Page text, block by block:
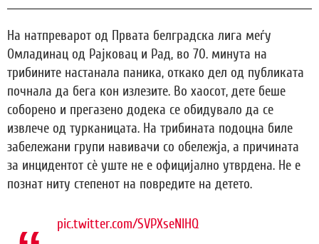
На натпреварот од Првата белградска лига меѓу
Омладинац од Рајковац и Рад, во 70. минута на
трибините настанала паника, откако дел од публиката
почнала да бега кон излезите. Во хаосот, дете беше
соборено и прегазено додека се обидувало да се
извлече од турканицата. На трибината подоцна биле
забележани групи навивачи со обележја, а причината
за инцидентот сè уште не е официјално утврдена. Не е
познат ниту степенот на повредите на детето.
pic.twitter.com/SVPXseNlHQ